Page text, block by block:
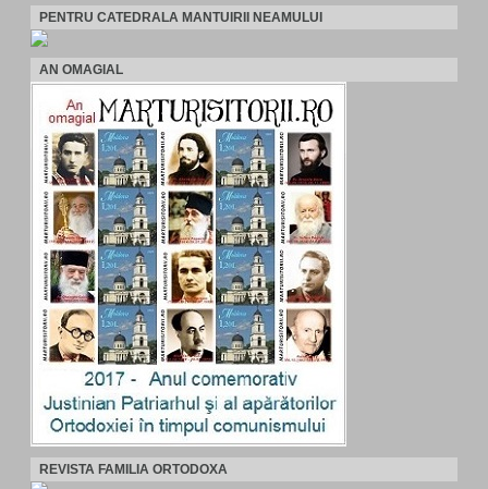
PENTRU CATEDRALA MANTUIRII NEAMULUI
AN OMAGIAL
REVISTA FAMILIA ORTODOXA